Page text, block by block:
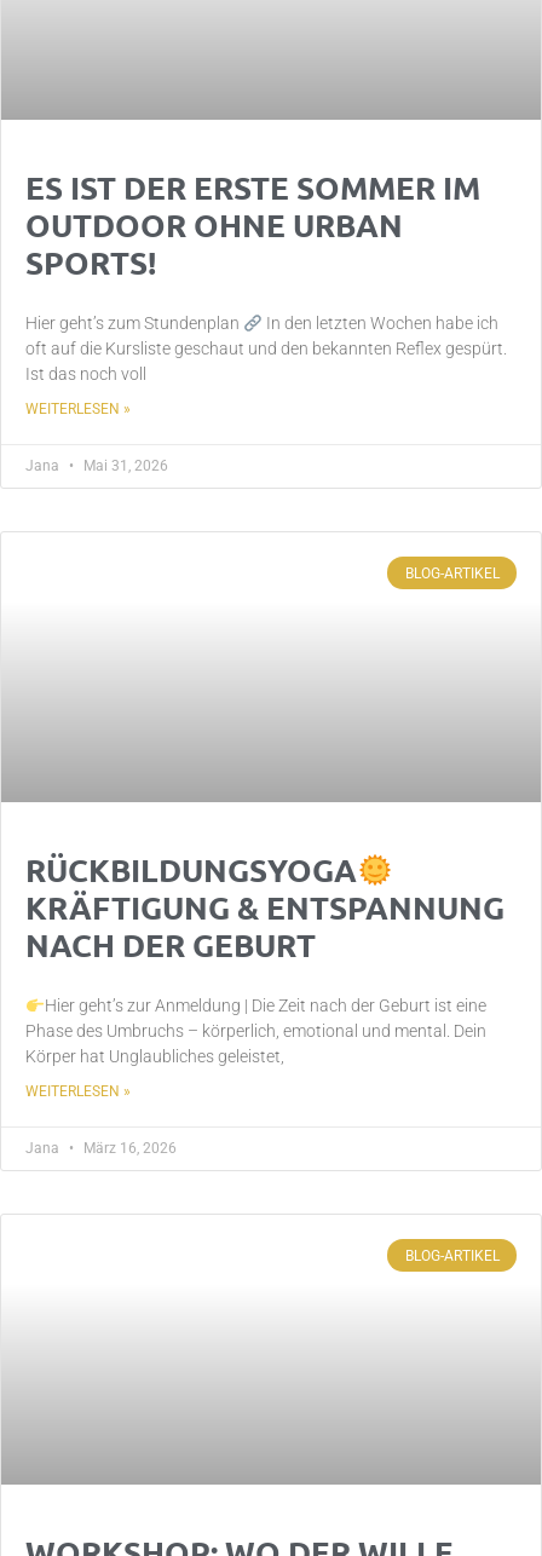
ES IST DER ERSTE SOMMER IM
OUTDOOR OHNE URBAN
SPORTS!
Hier geht’s zum Stundenplan
In den letzten Wochen habe ich
oft auf die Kursliste geschaut und den bekannten Reflex gespürt.
Ist das noch voll
WEITERLESEN »
Jana Mai 31, 2026
BLOG-ARTIKEL
RÜCKBILDUNGSYOGA
KRÄFTIGUNG & ENTSPANNUNG
NACH DER GEBURT
Hier geht’s zur Anmeldung | Die Zeit nach der Geburt ist eine
Phase des Umbruchs – körperlich, emotional und mental. Dein
Körper hat Unglaubliches geleistet,
WEITERLESEN »
Jana März 16, 2026
BLOG-ARTIKEL